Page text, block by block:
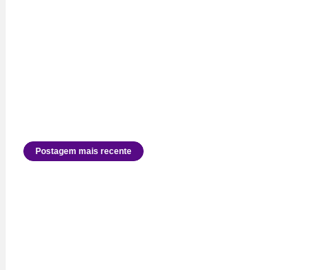
Postagem mais recente